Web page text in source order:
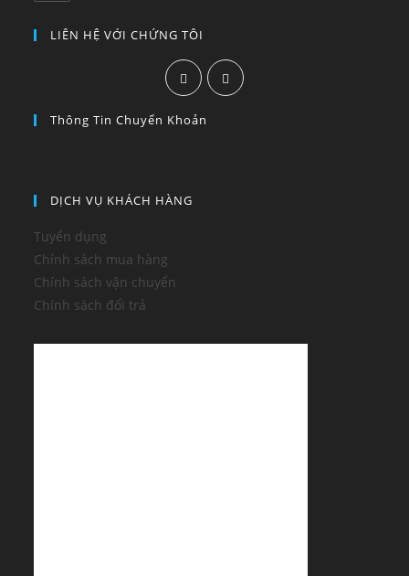
LIÊN HỆ VỚI CHỨNG TÔI
Thông Tin Chuyển Khoản
DỊCH VỤ KHÁCH HÀNG
Tuyển dụng
Chính sách mua hàng
Chính sách vận chuyển
Chính sách đổi trả